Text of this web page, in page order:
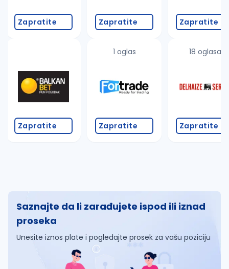
promenite odabrane filtere pretrage
Zapratite
Zapratite
Zapratite
1 oglas
Zapratite
Zapratite
18 oglasa
Zapratite
Saznajte da li zarađujete ispod ili iznad
proseka
Unesite iznos plate i pogledajte prosek za vašu poziciju